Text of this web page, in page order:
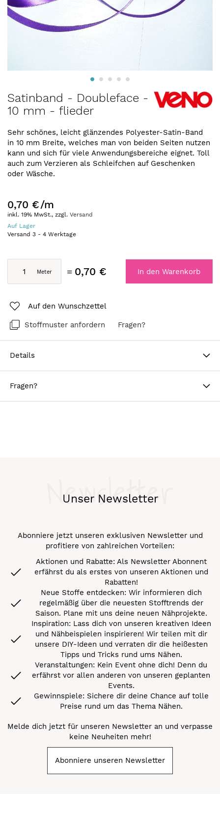
Anfang
der
springen
Satinband - Doubleface -
10 mm - flieder
Sehr schönes, leicht glänzendes Polyester-Satin-Band
in 10 mm Breite, welches man von beiden Seiten nutzen
kann und sich für viele Anwendungsbereiche eignet. Toll
auch zum Verzieren als Schleifchen auf Geschenken
oder Wäsche.
0,70 €/m
inkl. 19% MwSt., zzgl. Versand
Auf Lager
Versand 3 - 4 Werktage
0,70 € In den Warenkorb
Auf den Wunschzettel
Stoffmuster anfordern Fragen?
Details
Fragen?
Unser Newsletter
Newsletter
Abonniere jetzt unseren exklusiven Newsletter und
profitiere von zahlreichen Vorteilen:
Aktionen und Rabatte: Als Newsletter Abonnent
erfährst du als erstes von unseren Aktionen und
Rabatten!
Neue Stoffe entdecken: Wir informieren dich
regelmäßig über die neuesten Stofftrends der
Saison. Plane mit uns deine neuen Nähprojekte.
Inspiration: Lass dich von unseren kreativen Ideen
und Nähbeispielen inspirieren! Wir teilen mit dir
unsere DIY-Ideen und verraten dir die heißesten
Tipps und Tricks rund ums Nähen.
Veranstaltungen: Kein Event ohne dich! Denn du
erfährst vor allen anderen von unseren geplanten
Events.
Gewinnspiele: Sichere dir deine Chance auf tolle
Preise rund um das Thema Nähen.
Melde dich jetzt für unseren Newsletter an und verpasse
keine Neuheiten mehr!
Abonniere unseren Newsletter